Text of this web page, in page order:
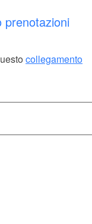
prenotazioni
collegamento